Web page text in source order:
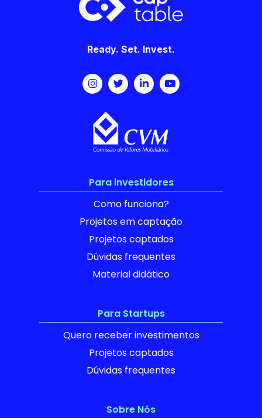
Ready. Set. Invest.
Para investidores
Como funciona?
Projetos em captação
Projetos captados
Dúvidas frequentes
Material didático
Para Startups
Quero receber investimentos
Projetos captados
Dúvidas frequentes
Sobre Nós